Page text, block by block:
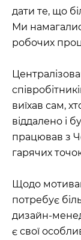
дати те, що
Ми
робочих
виїхав сам,
віддалено і
працював з
гарячих
Щодо
потребує
дизайн-
є свої